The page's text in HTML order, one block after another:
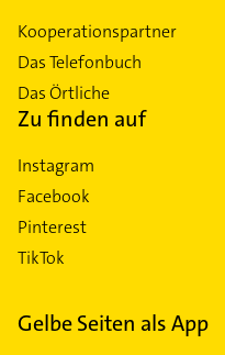
Kooperationspartner
Das Telefonbuch
Das Örtliche
Zu finden auf
Instagram
Facebook
Pinterest
TikTok
Gelbe Seiten als App